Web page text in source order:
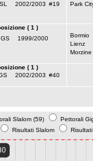
SL 2002/2003 #19 Park
( 1 )
GS 1999/2000
Bormio
Lienz
Morzine
( 1 )
2002/2003 #40
Slalom (59)
Pettorali
Risultati Slalom